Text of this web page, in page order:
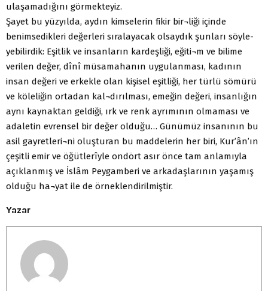
ulaşamadığını görmekteyiz.
Şayet bu yüzyılda, aydın kimselerin fikir bir¬liği içinde
benimsedikleri değerleri sıralayacak olsaydık şunları söyle-
yebilirdik: Eşitlik ve insanların kardeşliği, eğiti¬m ve bilime
verilen değer, dînî müsamahanın uygulanması, kadının
insan değeri ve erkekle olan kişisel eşitliği, her türlü sömürü
ve köleliğin ortadan kal¬dırılması, emeğin değeri, insanlığın
aynı kaynaktan geldiği, ırk ve renk ayrımının olmaması ve
adaletin evrensel bir değer olduğu… Günümüz insanının bu
asil gayretleri¬ni oluşturan bu maddelerin her biri, Kur’ân’ın
çeşitli emir ve öğütlerîyle ondört asır önce tam anlamıyla
açıklanmış ve İslâm Peygamberi ve arkadaşlarının yaşamış
olduğu ha¬yat ile de örneklendirilmiştir.
Yazar